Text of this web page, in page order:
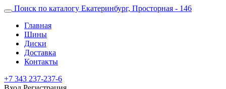
Поиск по каталогу Екатеринбург, Просторная - 146
Главная
Шины
Диски
Доставка
Контакты
+7 343 237-237-6